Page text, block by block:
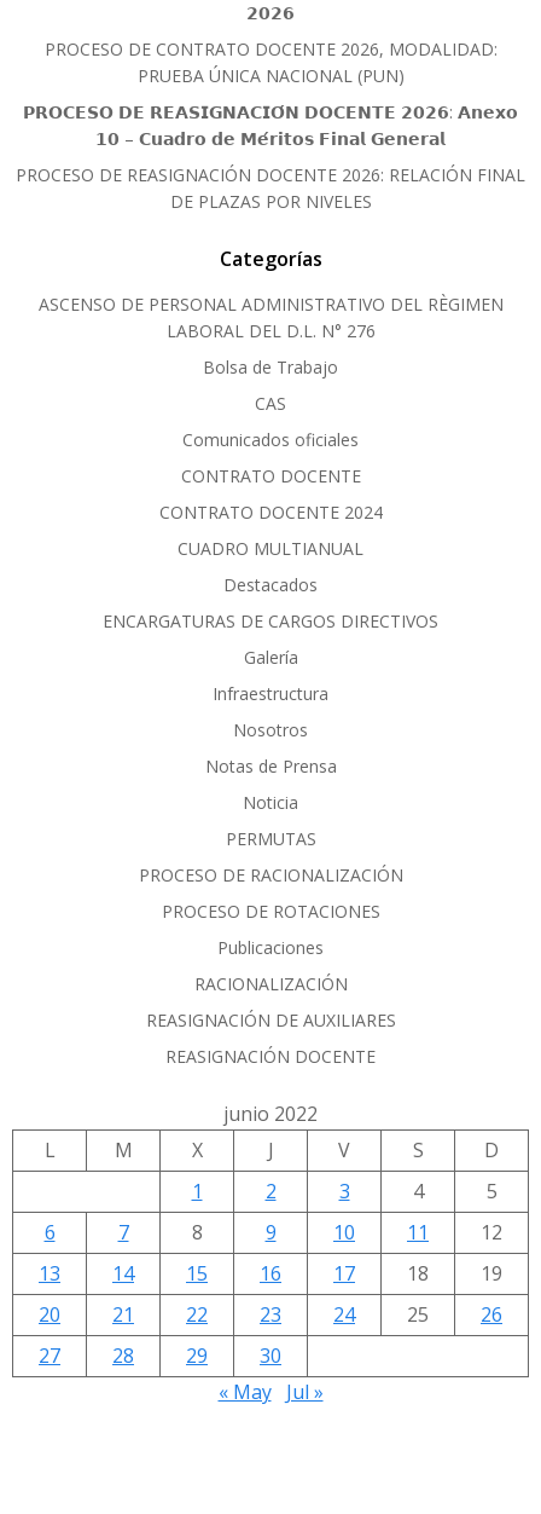
𝟮𝟬𝟮𝟲
PROCESO DE CONTRATO DOCENTE 2026, MODALIDAD:
PRUEBA ÚNICA NACIONAL (PUN)
𝗣𝗥𝗢𝗖𝗘𝗦𝗢 𝗗𝗘 𝗥𝗘𝗔𝗦𝗜𝗚𝗡𝗔𝗖𝗜𝗢́𝗡 𝗗𝗢𝗖𝗘𝗡𝗧𝗘 𝟮𝟬𝟮𝟲: 𝗔𝗻𝗲𝘅𝗼
𝟭𝟬 – 𝗖𝘂𝗮𝗱𝗿𝗼 𝗱𝗲 𝗠𝗲́𝗿𝗶𝘁𝗼𝘀 𝗙𝗶𝗻𝗮𝗹 𝗚𝗲𝗻𝗲𝗿𝗮𝗹
PROCESO DE REASIGNACIÓN DOCENTE 2026: RELACIÓN FINAL
DE PLAZAS POR NIVELES
Categorías
ASCENSO DE PERSONAL ADMINISTRATIVO DEL RÈGIMEN
LABORAL DEL D.L. N° 276
Bolsa de Trabajo
CAS
Comunicados oficiales
CONTRATO DOCENTE
CONTRATO DOCENTE 2024
CUADRO MULTIANUAL
Destacados
ENCARGATURAS DE CARGOS DIRECTIVOS
Galería
Infraestructura
Nosotros
Notas de Prensa
Noticia
PERMUTAS
PROCESO DE RACIONALIZACIÓN
PROCESO DE ROTACIONES
Publicaciones
RACIONALIZACIÓN
REASIGNACIÓN DE AUXILIARES
REASIGNACIÓN DOCENTE
junio 2022
L
M X J V S
D
1
2 3 4
5
6
7 8 9 10 11
12
13
14 15 16 17 18
19
20
21 22 23 24 25
26
27
28 29
30
« May
Jul »